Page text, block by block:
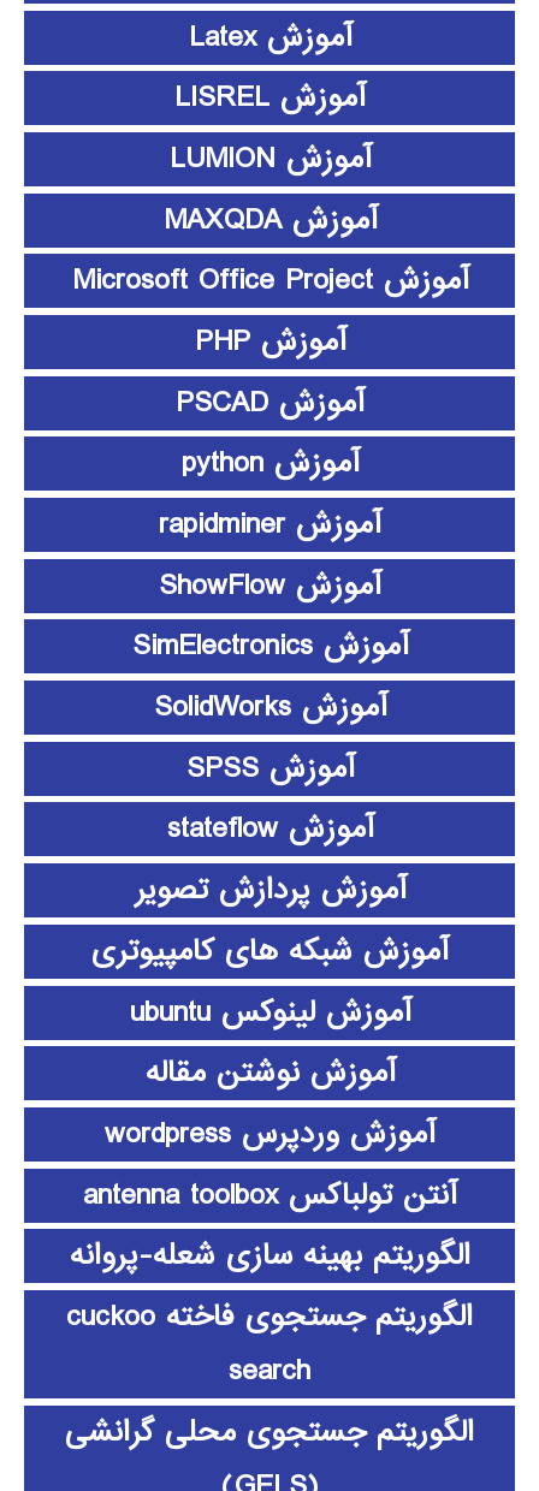
آموزش Latex
آموزش LISREL
آموزش LUMION
آموزش MAXQDA
آموزش Microsoft Office Project
آموزش PHP
آموزش PSCAD
آموزش python
آموزش rapidminer
آموزش ShowFlow
آموزش SimElectronics
آموزش SolidWorks
آموزش SPSS
آموزش stateflow
آموزش پردازش تصویر
آموزش شبکه های کامپیوتری
آموزش لینوکس ubuntu
آموزش نوشتن مقاله
آموزش وردپرس wordpress
آنتن تولباکس antenna toolbox
الگوریتم بهینه سازی شعله-پروانه
الگوریتم جستجوی فاخته cuckoo
search
الگوریتم جستجوی محلی گرانشی